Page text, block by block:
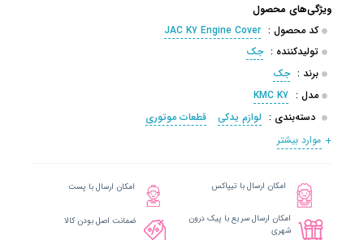
ویژگی‌های محصول
کد محصول : JAC K7 Engine Cover
تولیدکننده : جک
برند : جک
مدل : KMC K7
دسته‌بندی : لوازم یدکی
قطعات موتوری
موارد بیشتر
امکان ارسال با تیپاکس امکان ارسال با پست
امکان ارسال سریع با پیک درون
شهری
ضمانت اصل بودن کالا